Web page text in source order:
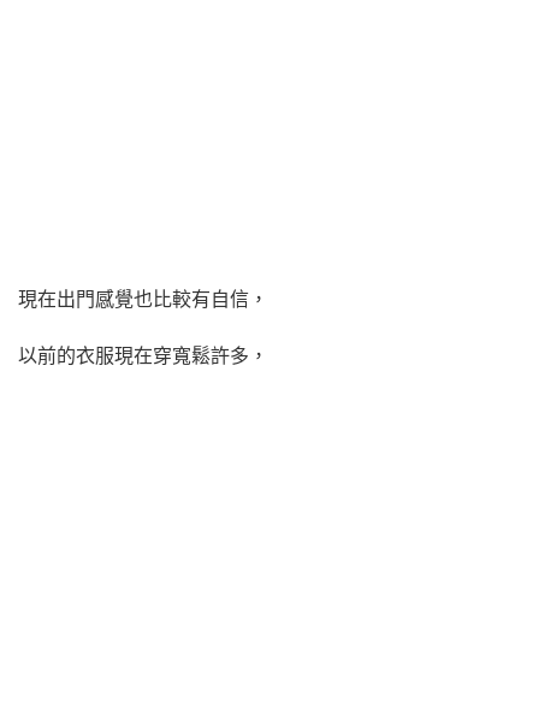
現在出門感覺也比較有自信，
以前的衣服現在穿寬鬆許多，